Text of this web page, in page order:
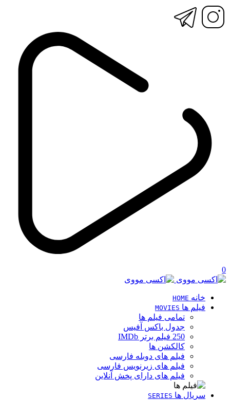
0
خانه HOME
فیلم ها MOVIES
تمامی فیلم ها
جدول باکس آفیس
250 فیلم برتر IMDb
کالکشن ها
فیلم های دوبله فارسی
فیلم های زیرنویس فارسی
فیلم های دارای پخش آنلاین
سریال ها SERIES